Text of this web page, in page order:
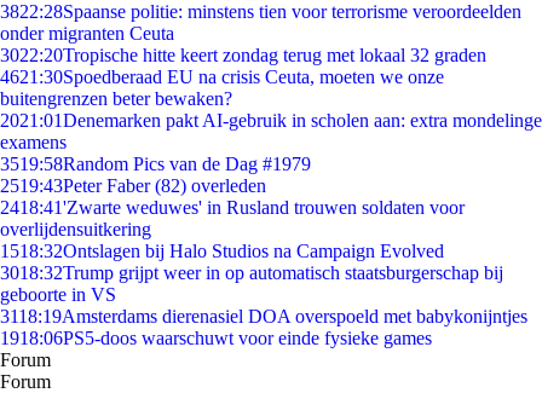
3822:28Spaanse politie: minstens tien voor terrorisme veroordeelden
onder migranten Ceuta
3022:20Tropische hitte keert zondag terug met lokaal 32 graden
4621:30Spoedberaad EU na crisis Ceuta, moeten we onze
buitengrenzen beter bewaken?
2021:01Denemarken pakt AI-gebruik in scholen aan: extra mondelinge
examens
3519:58Random Pics van de Dag #1979
2519:43Peter Faber (82) overleden
2418:41'Zwarte weduwes' in Rusland trouwen soldaten voor
overlijdensuitkering
1518:32Ontslagen bij Halo Studios na Campaign Evolved
3018:32Trump grijpt weer in op automatisch staatsburgerschap bij
geboorte in VS
3118:19Amsterdams dierenasiel DOA overspoeld met babykonijntjes
1918:06PS5-doos waarschuwt voor einde fysieke games
Forum
Forum